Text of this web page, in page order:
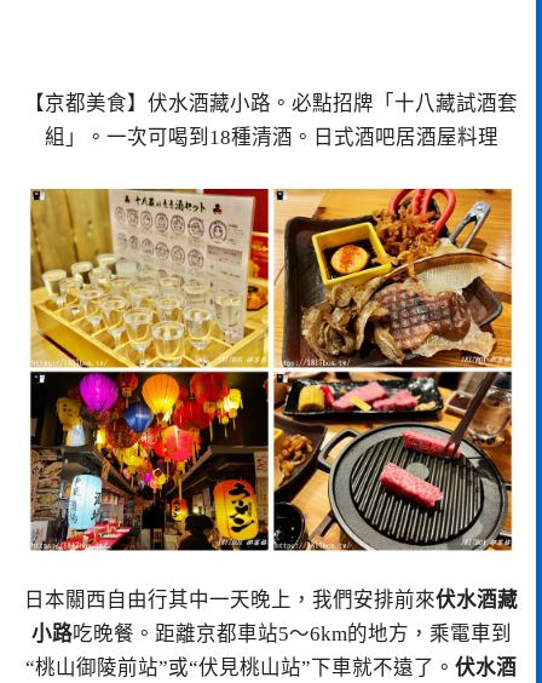
【京都美食】伏水酒藏小路。必點招牌「十八藏試酒套
組」。一次可喝到18種清酒。日式酒吧居酒屋料理
日本關西自由行其中一天晚上，我們安排前來伏水酒藏
小路吃晚餐。距離京都車站5～6km的地方，乘電車到
“桃山御陵前站”或“伏見桃山站”下車就不遠了。 伏水酒